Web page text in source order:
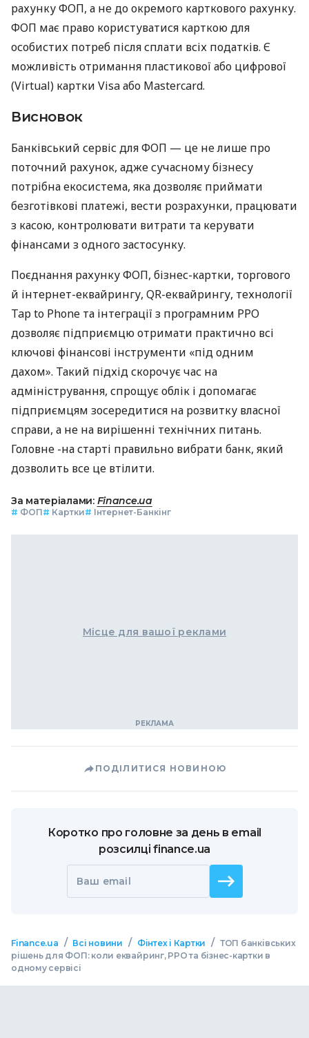
рахунку ФОП, а не до окремого карткового рахунку.
ФОП має право користуватися карткою для
особистих потреб після сплати всіх податків. Є
можливість отримання пластикової або цифрової
(Virtual) картки Visa або Mastercard.
Висновок
Банківський сервіс для ФОП — це не лише про
поточний рахунок, адже сучасному бізнесу
потрібна екосистема, яка дозволяє приймати
безготівкові платежі, вести розрахунки, працювати
з касою, контролювати витрати та керувати
фінансами з одного застосунку.
Поєднання рахунку ФОП, бізнес-картки, торгового
й інтернет-еквайрингу, QR-еквайрингу, технології
Tap to Phone та інтеграції з програмним РРО
дозволяє підприємцю отримати практично всі
ключові фінансові інструменти «під одним
дахом». Такий підхід скорочує час на
адміністрування, спрощує облік і допомагає
підприємцям зосередитися на розвитку власної
справи, а не на вирішенні технічних питань.
Головне -на старті правильно вибрати банк, який
дозволить все це втілити.
За матеріалами: Finance.ua
# ФОП# Картки# Інтернет-Банкінг
Місце для вашої реклами
ПОДІЛИТИСЯ НОВИНОЮ
Коротко про головне за день в email
розсилці finance.ua
Ваш email
Finance.ua / Всі новини / Фінтех і Картки / ТОП банківських
рішень для ФОП: коли еквайринг, РРО та бізнес-картки в
одному сервісі